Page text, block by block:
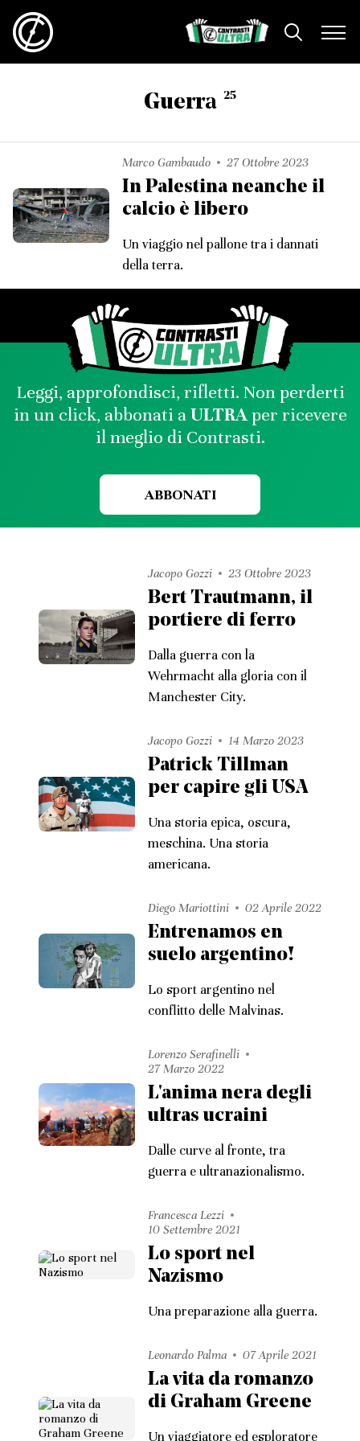
Guerra 25
Marco Gambaudo 27 Ottobre 2023
In Palestina neanche il
calcio è libero
Un viaggio nel pallone tra i dannati
della terra.
Leggi, approfondisci, rifletti. Non perderti
in un click, abbonati aULTRAper ricevere
il meglio di Contrasti.
ABBONATI
Jacopo Gozzi 23 Ottobre 2023
Bert Trautmann, il
portiere di ferro
Dalla guerra con la
Wehrmacht alla gloria con il
Manchester City.
Jacopo Gozzi 14 Marzo 2023
Patrick Tillman
per capire gli USA
Una storia epica, oscura,
meschina. Una storia
americana.
Diego Mariottini 02 Aprile 2022
Entrenamos en
suelo argentino!
Lo sport argentino nel
conflitto delle Malvinas.
Lorenzo Serafinelli
27 Marzo 2022
L'anima nera degli
ultras ucraini
Dalle curve al fronte, tra
guerra e ultranazionalismo.
Francesca Lezzi
10 Settembre 2021
Lo sport nel
Nazismo
Una preparazione alla guerra.
Leonardo Palma 07 Aprile 2021
La vita da romanzo
di Graham Greene
Un viaggiatore ed esploratore